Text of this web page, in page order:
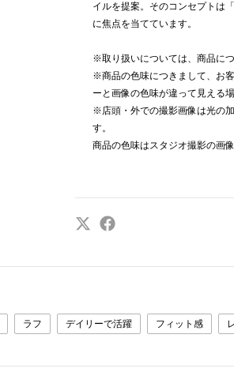
イルを提案。そのコンセプトは
に焦点を当てています。
※取り扱いについては、商品に
※商品の色味につきまして、お
ーと画像の色味が違って見える
※店頭・外での撮影画像は光の
す。
商品の色味はスタジオ撮影の画
ラフ デイリーで活躍 フィット感